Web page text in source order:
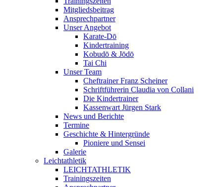
Mitgliedsbeitrag
Ansprechpartner
Unser Angebot
Karate-Dō
Kindertraining
Kobudō & Jōdō
Tai Chi
Unser Team
Cheftrainer Franz Scheiner
Schriftführerin Claudia von Collani
Die Kindertrainer
Kassenwart Jürgen Stark
News und Berichte
Termine
Geschichte & Hintergründe
Pioniere und Sensei
Galerie
Leichtathletik
LEICHTATHLETIK
Trainingszeiten